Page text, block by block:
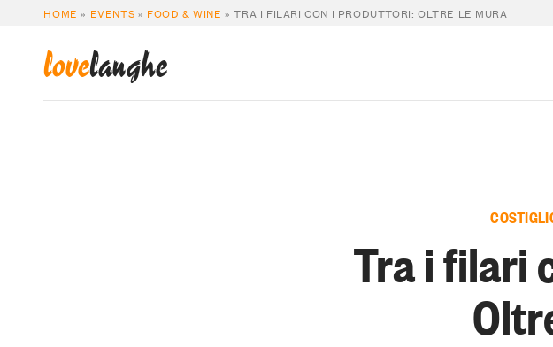
HOME » EVENTS » FOOD & WINE »TRA I FILARI CON I PRODUTTORI: OLTRE LE MURA
lovelanghe
Tra i filari